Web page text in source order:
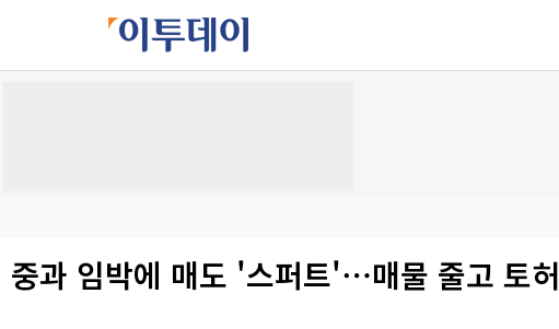
중과 임박에 매도 '스퍼트'⋯매물 줄고 토허